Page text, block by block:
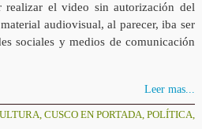
realizar el video sin autorización del
audiovisual, al parecer, iba ser
sociales y medios de comunicación
Leer mas...
, CUSCO EN PORTADA, POLÍTICA,